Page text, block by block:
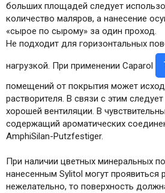
больших площадей следует
количество маляров, а нанесение
«сырое по сырому» за один проход.
Не подходит для горизонтальных
нагрузкой. При применении Caparol
помещений от покрытия может
растворителя. В связи с этим
хорошей вентиляции. В
содержащий ароматических
AmphiSilan-Putzfestiger.
При наличии цветных минеральных
нанесенным Sylitol могут проявиться
нежелательно, то поверхность